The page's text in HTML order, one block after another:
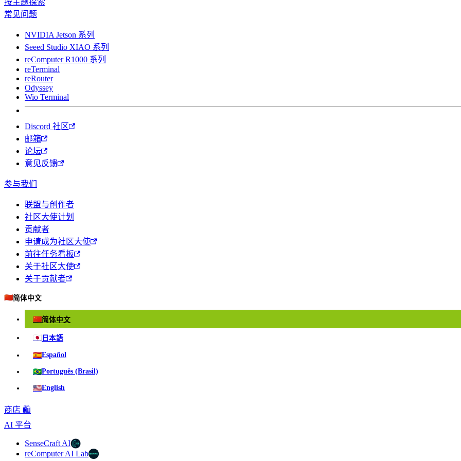
按主题探索
常见问题
NVIDIA Jetson 系列
Seeed Studio XIAO 系列
reComputer R1000 系列
reTerminal
reRouter
Odyssey
Wio Terminal
Discord 社区
邮箱
论坛
意见反馈
参与我们
联盟与创作者
社区大使计划
贡献者
申请成为社区大使
前往任务看板
关于社区大使
关于贡献者
🇨🇳简体中文
🇨🇳简体中文
🇯🇵 日本語
🇪🇸Español
🇧🇷Português (Brasil)
🇺🇸English
商店 🛍️
AI 平台
SenseCraft AI
reComputer AI Lab